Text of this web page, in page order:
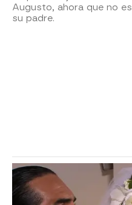
Augusto, ahora que no es
su padre.